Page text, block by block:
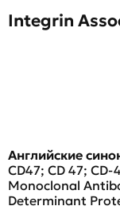
Integrin
Английские
CD47; CD 47;
Monoclonal
Determinant